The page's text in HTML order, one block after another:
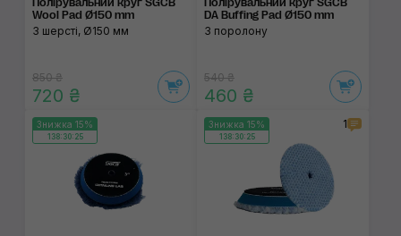
Полірувальний круг SGCB
Wool Pad Ø150 mm
З шерсті, Ø150 мм
850 ₴
720 ₴
Полірувальний круг SGCB
DA Buffing Pad Ø150 mm
З поролону
540 ₴
460 ₴
Знижка 15%
138:30:24
Знижка 15%
138:30:24
1